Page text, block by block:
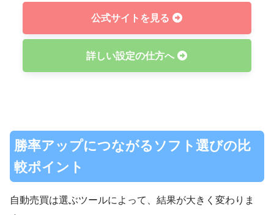
7月 +172,800円 +1,645,027円 2,648,617
+251,600円 +1,896,627円
11月 +72,100円 +2,425,127円 3,419,388
公式サイトを見る
詳しい設定の仕方へ
勝率アップにつながるソフト選びの比
較ポイント
自動売買は選ぶツールによって、結果が大きく変わりま